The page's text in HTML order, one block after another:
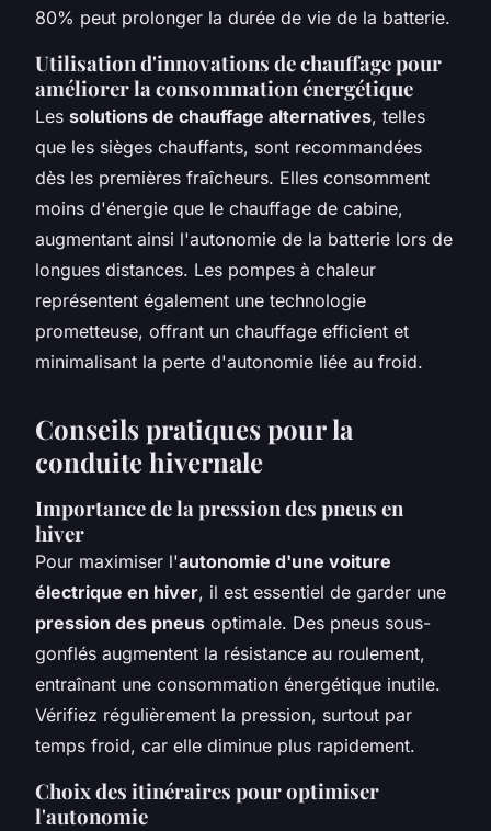
80% peut prolonger la durée de vie de la batterie.
Utilisation d'innovations de chauffage pour
améliorer la consommation énergétique
Les solutions de chauffage alternatives, telles
que les sièges chauffants, sont recommandées
dès les premières fraîcheurs. Elles consomment
moins d'énergie que le chauffage de cabine,
augmentant ainsi l'autonomie de la batterie lors de
longues distances. Les pompes à chaleur
représentent également une technologie
prometteuse, offrant un chauffage efficient et
minimalisant la perte d'autonomie liée au froid.
Conseils pratiques pour la
conduite hivernale
Importance de la pression des pneus en
hiver
Pour maximiser l'autonomie d'une voiture
électrique en hiver, il est essentiel de garder une
pression des pneus optimale. Des pneus sous-
gonflés augmentent la résistance au roulement,
entraînant une consommation énergétique inutile.
Vérifiez régulièrement la pression, surtout par
temps froid, car elle diminue plus rapidement.
Choix des itinéraires pour optimiser
l'autonomie